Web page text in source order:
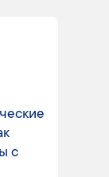
с